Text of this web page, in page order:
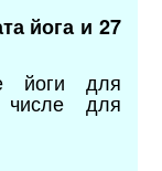
йога и 27
йоги для
для